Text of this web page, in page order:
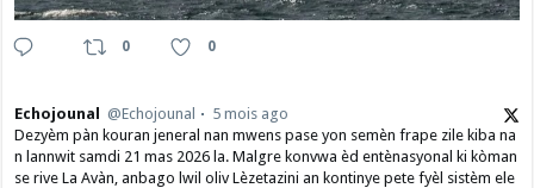
0 0
Echojounal @Echojounal
5 mois ago
Dezyèm pàn kouran jeneral nan mwens pase yon semèn frape zile kiba na
n lannwit samdi 21 mas 2026 la. Malgre konvwa èd entènasyonal ki kòman
se rive La Avàn, anbago lwil oliv Lèzetazini an kontinye pete fyèl sistèm ele